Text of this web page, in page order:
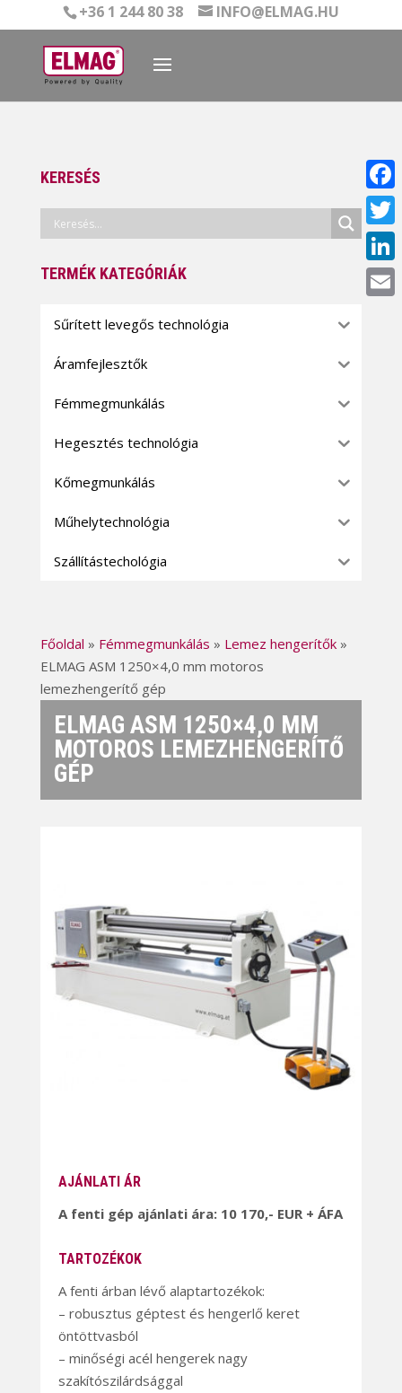
+36 1 244 80 38 INFO@ELMAG.HU
Főoldal » Fémmegmunkálás » Lemez hengerítők»
ELMAG ASM 1250×4,0 mm motoros
lemezhengerítő gép
ELMAG ASM 1250×4,0 MM
MOTOROS LEMEZHENGERÍTŐ
GÉP
AJÁNLATI ÁR
A fenti gép ajánlati ára: 10 170,- EUR + ÁFA
TARTOZÉKOK
A fenti árban lévő alaptartozékok:
– robusztus géptest és hengerlő keret
öntöttvasból
– minőségi acél hengerek nagy
szakítószilárdsággal
KERESÉS
TERMÉK KATEGÓRIÁK
Sűrített levegős technológia
Áramfejlesztők
Fémmegmunkálás
Hegesztés technológia
Kőmegmunkálás
Műhelytechnológia
Szállítástechológia